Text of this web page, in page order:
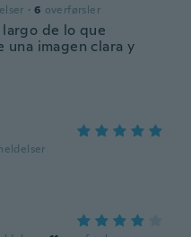
· 6 overførsler
de lo que
una imagen clara y